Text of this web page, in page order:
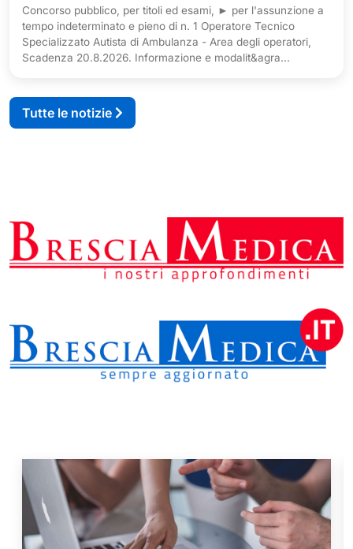
Concorso pubblico, per titoli ed esami, ► per l'assunzione a
tempo indeterminato e pieno di n. 1 Operatore Tecnico
Specializzato Autista di Ambulanza - Area degli operatori,
Scadenza 20.8.2026. Informazione e modalit&agra...
Tutte le notizie